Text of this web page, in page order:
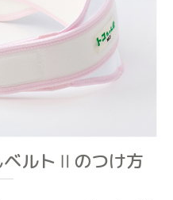
ベルトⅡのつけ方